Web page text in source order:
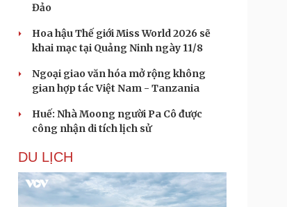
Đảo
Hoa hậu Thế giới Miss World 2026 sẽ
khai mạc tại Quảng Ninh ngày 11/8
Ngoại giao văn hóa mở rộng không
gian hợp tác Việt Nam - Tanzania
Huế: Nhà Moong người Pa Cô được
công nhận di tích lịch sử
DU LỊCH